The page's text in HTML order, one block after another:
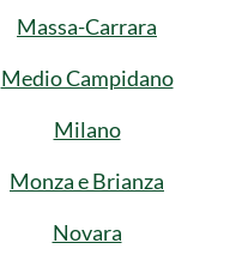
Massa-Carrara
Medio Campidano
Milano
Monza e Brianza
Novara